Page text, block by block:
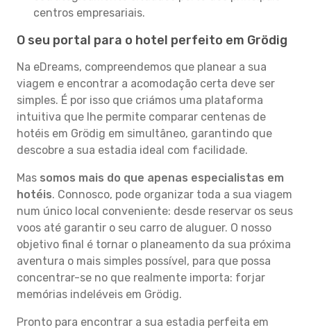
centros empresariais.
O seu portal para o hotel perfeito em Grödig
Na eDreams, compreendemos que planear a sua
viagem e encontrar a acomodação certa deve ser
simples. É por isso que criámos uma plataforma
intuitiva que lhe permite comparar centenas de
hotéis em Grödig em simultâneo, garantindo que
descobre a sua estadia ideal com facilidade.
Mas somos mais do que apenas especialistas em
hotéis. Connosco, pode organizar toda a sua viagem
num único local conveniente: desde reservar os seus
voos até garantir o seu carro de aluguer. O nosso
objetivo final é tornar o planeamento da sua próxima
aventura o mais simples possível, para que possa
concentrar-se no que realmente importa: forjar
memórias indeléveis em Grödig.
Pronto para encontrar a sua estadia perfeita em